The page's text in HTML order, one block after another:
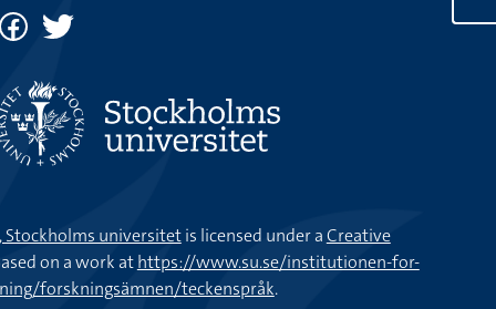
universitetis licensed under aCreative
on a work athttps://www.su.se/institutionen-for-
forskningsämnen/teckenspråk.